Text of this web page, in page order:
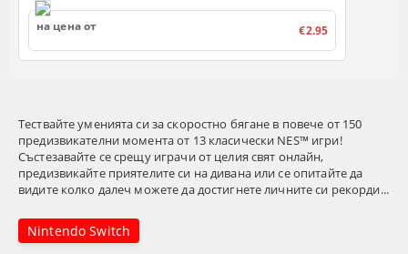
Тествайте уменията си за скоростно бягане в повече от 150
предизвикателни момента от 13 класически NES™ игри!
Състезавайте се срещу играчи от целия свят онлайн,
предизвикайте приятелите си на дивана или се опитайте да
видите колко далеч можете да достигнете личните си рекорди...
Nintendo Switch
на цена от €2.95